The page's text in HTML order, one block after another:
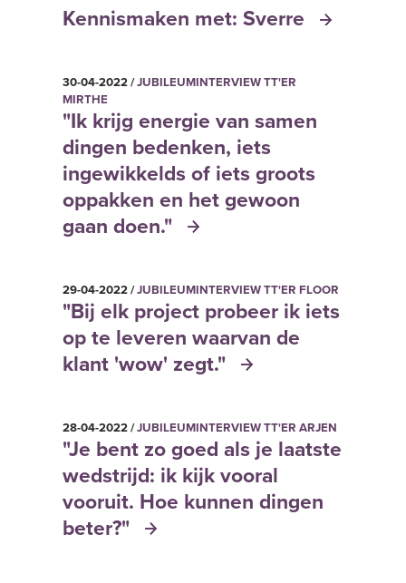
Kennismaken met: Sverre
30-04-2022 /JUBILEUMINTERVIEW TT'ER
MIRTHE
"Ik krijg energie van samen
dingen bedenken, iets
ingewikkelds of iets groots
oppakken en het gewoon
gaan doen."
29-04-2022 /JUBILEUMINTERVIEW TT'ER FLOOR
"Bij elk project probeer ik iets
op te leveren waarvan de
klant 'wow' zegt."
28-04-2022 /JUBILEUMINTERVIEW TT'ER ARJEN
"Je bent zo goed als je laatste
wedstrijd: ik kijk vooral
vooruit. Hoe kunnen dingen
beter?"